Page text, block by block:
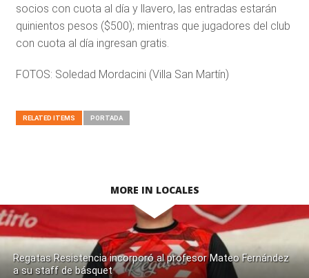
socios con cuota al día y llavero, las entradas estarán
quinientos pesos ($500); mientras que jugadores del club
con cuota al día ingresan gratis.
FOTOS: Soledad Mordacini (Villa San Martín)
RELATED ITEMS PORTADA
MORE IN LOCALES
Regatas Resistencia incorporó al profesor Mateo Fernández
a su staff de básquet